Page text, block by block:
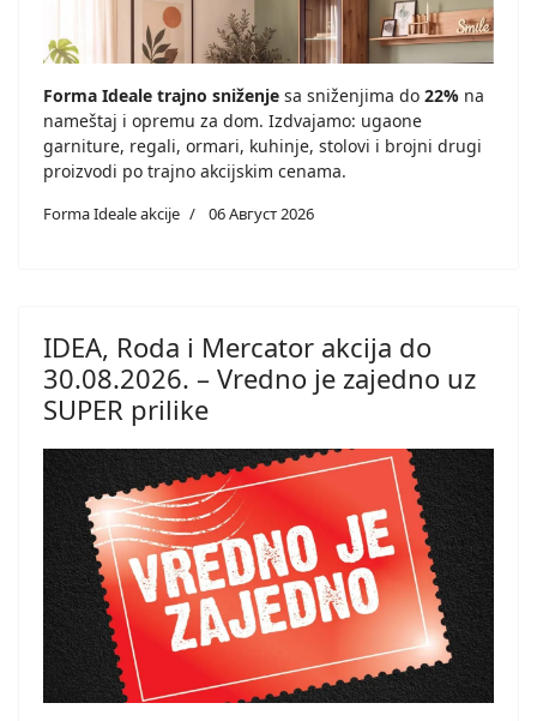
Forma Ideale trajno sniženje sa sniženjima do 22% na
nameštaj i opremu za dom. Izdvajamo: ugaone
garniture, regali, ormari, kuhinje, stolovi i brojni drugi
proizvodi po trajno akcijskim cenama.
Forma Ideale akcije 06 Август 2026
IDEA, Roda i Mercator akcija do
30.08.2026. – Vredno je zajedno uz
SUPER prilike